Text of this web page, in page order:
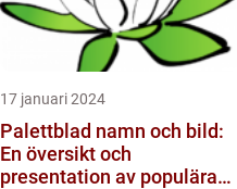
17 januari 2024
Palettblad namn och bild:
En översikt och
presentation av populära